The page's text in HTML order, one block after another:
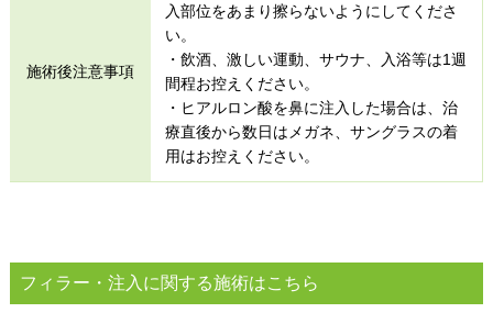
施術後注意事項
入部位をあまり擦らないようにしてくださ
い。
・飲酒、激しい運動、サウナ、入浴等は1週
間程お控えください。
・ヒアルロン酸を鼻に注入した場合は、治
療直後から数日はメガネ、サングラスの着
用はお控えください。
フィラー・注入に関する施術はこちら